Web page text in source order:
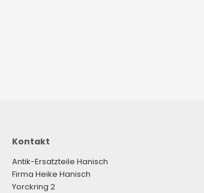
Kontakt
Antik-Ersatzteile Hanisch
Firma Heike Hanisch
Yorckring 2